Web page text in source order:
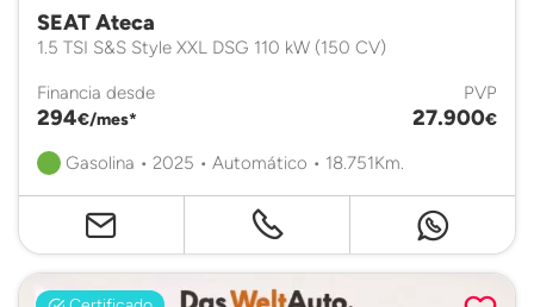
SEAT Ateca
1.5 TSI S&S Style XXL DSG 110 kW (150 CV)
Financia desde
294€/mes*
PVP
27.900€
Gasolina • 2025 • Automático • 18.751Km.